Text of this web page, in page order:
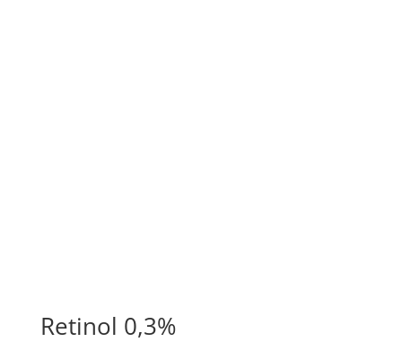
Retinol 0,3%